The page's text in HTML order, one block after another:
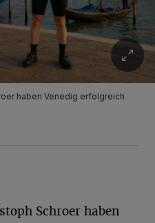
haben Venedig erfolgreich
Schroer haben